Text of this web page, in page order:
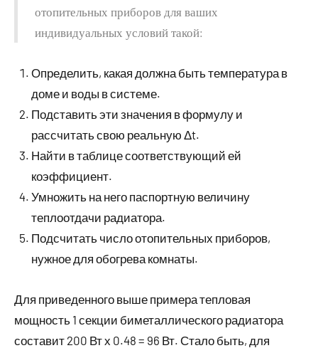
отопительных приборов для ваших
индивидуальных условий такой:
Определить, какая должна быть температура в
доме и воды в системе.
Подставить эти значения в формулу и
рассчитать свою реальную Δt.
Найти в таблице соответствующий ей
коэффициент.
Умножить на него паспортную величину
теплоотдачи радиатора.
Подсчитать число отопительных приборов,
нужное для обогрева комнаты.
Для приведенного выше примера тепловая
мощность 1 секции биметаллического радиатора
составит 200 Вт х 0.48 = 96 Вт. Стало быть, для